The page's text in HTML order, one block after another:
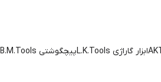
ابزار گاراژی L.K.Tools پیچگوشتی B.M.Tools